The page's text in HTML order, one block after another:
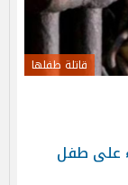
قاتلة طفلها
على طفل